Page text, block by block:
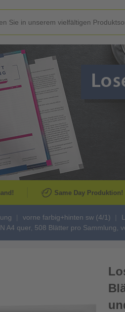
Same Day Produktion!
vorne farbig+hinten sw (4/1)
A4 quer, 508 Blätter pro Sammlung,